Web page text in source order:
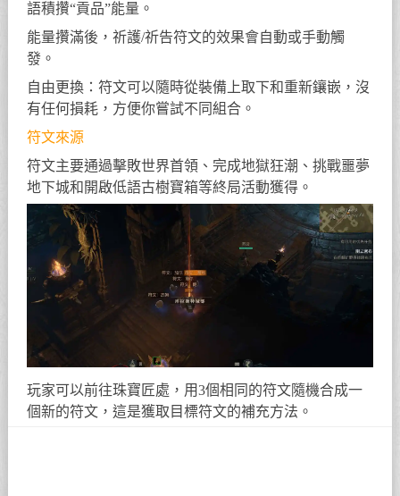
語積攢“貢品”能量。
能量攢滿後，祈護/祈告符文的效果會自動或手動觸
發。
自由更換：符文可以隨時從裝備上取下和重新鑲嵌，沒
有任何損耗，方便你嘗試不同組合。
符文來源
符文主要通過擊敗世界首領、完成地獄狂潮、挑戰噩夢
地下城和開啟低語古樹寶箱等終局活動獲得。
玩家可以前往珠寶匠處，用3個相同的符文隨機合成一
個新的符文，這是獲取目標符文的補充方法。